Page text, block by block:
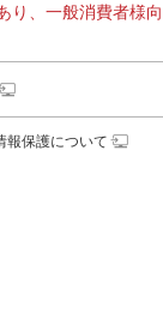
り、一般消費者様向
報保護について